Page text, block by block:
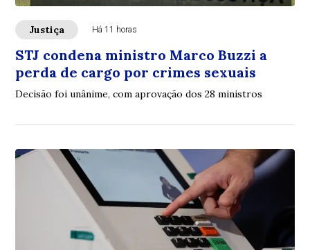
Justiça Há 11 horas
STJ condena ministro Marco Buzzi a
perda de cargo por crimes sexuais
Decisão foi unânime, com aprovação dos 28 ministros